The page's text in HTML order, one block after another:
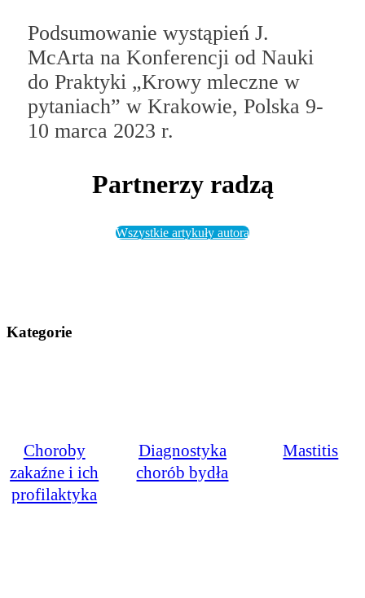
Podsumowanie wystąpień J.
McArta na Konferencji od Nauki
do Praktyki „Krowy mleczne w
pytaniach” w Krakowie, Polska 9-
10 marca 2023 r.
Partnerzy radzą
Wszystkie artykuły autora
Kategorie
Choroby
zakaźne i ich
profilaktyka
Diagnostyka
chorób bydła
Mastitis